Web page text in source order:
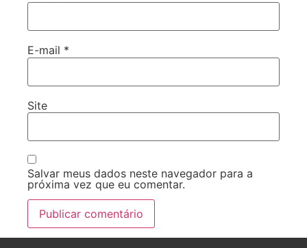
E-mail *
Site
Salvar meus dados neste navegador para a
próxima vez que eu comentar.